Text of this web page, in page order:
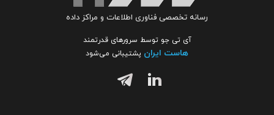
رسانه تخصصی فناوری اطلاعات و مراکز داده
آی تی جو توسط سرورهای قدرتمند
هاست ایران پشتیبانی می‌شود